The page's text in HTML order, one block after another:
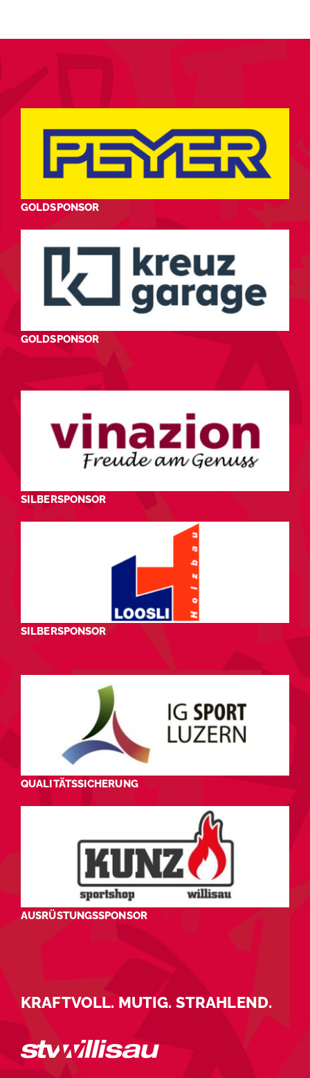
GOLDSPONSOR
GOLDSPONSOR
SILBERSPONSOR
SILBERSPONSOR
QUALITÄTSSICHERUNG
AUSRÜSTUNGSSPONSOR
KRAFTVOLL. MUTIG. STRAHLEND.